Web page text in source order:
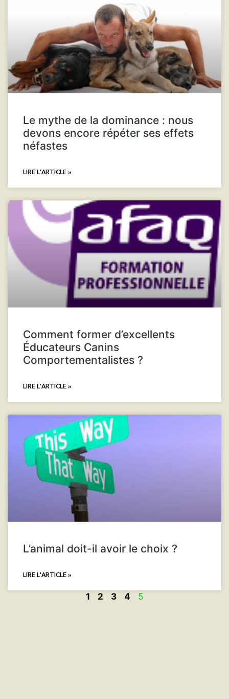
Le mythe de la dominance : nous
devons encore répéter ses effets
néfastes
LIRE L'ARTICLE »
Comment former d’excellents
Éducateurs Canins
Comportementalistes ?
LIRE L'ARTICLE »
L’animal doit-il avoir le choix ?
LIRE L'ARTICLE »
1 2 3 4 5